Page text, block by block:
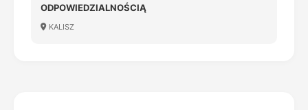
ODPOWIEDZIALNOŚCIĄ
KALISZ